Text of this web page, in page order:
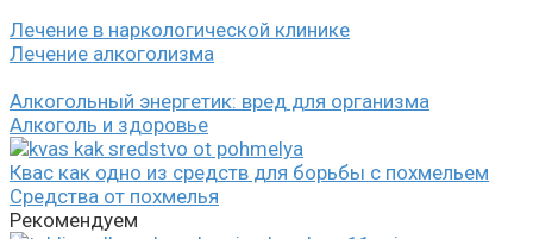
Лечение в наркологической клинике
Лечение алкоголизма
Алкогольный энергетик: вред для организма
Алкоголь и здоровье
Квас как одно из средств для борьбы с похмельем
Средства от похмелья
Рекомендуем